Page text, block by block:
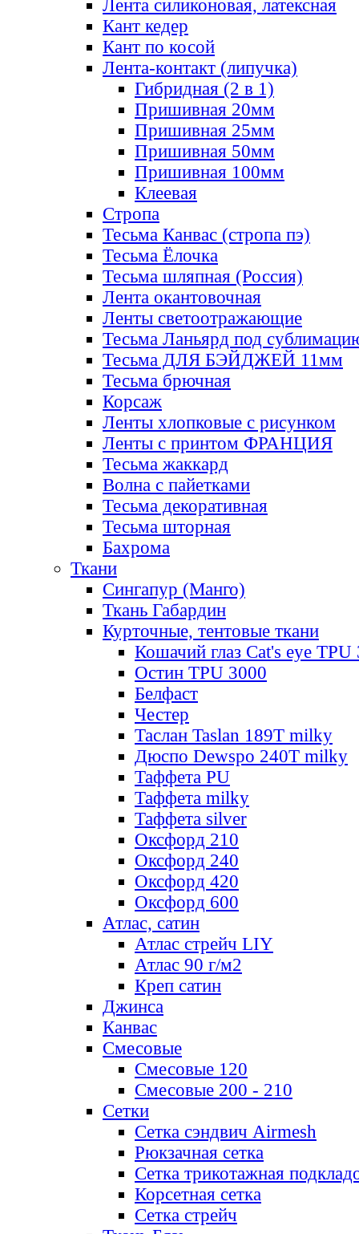
Лента силиконовая, латексная
Кант кедер
Кант по косой
Лента-контакт (липучка)
Гибридная (2 в 1)
Пришивная 20мм
Пришивная 25мм
Пришивная 50мм
Пришивная 100мм
Клеевая
Стропа
Тесьма Канвас (стропа пэ)
Тесьма Ёлочка
Тесьма шляпная (Россия)
Лента окантовочная
Ленты светоотражающие
Тесьма Ланьярд под
Тесьма ДЛЯ БЭЙДЖЕЙ 11мм
Тесьма брючная
Корсаж
Ленты хлопковые с рисунком
Ленты с принтом ФРАНЦИЯ
Тесьма жаккард
Волна с пайетками
Тесьма декоративная
Тесьма шторная
Бахрома
Ткани
Сингапур (Манго)
Ткань Габардин
Курточные, тентовые ткани
Кошачий глаз Cat's eye TPU
Остин TPU 3000
Белфаст
Честер
Таслан Taslan 189T milky
Дюспо Dewspo 240T milky
Таффета PU
Таффета milky
Таффета silver
Оксфорд 210
Оксфорд 240
Оксфорд 420
Оксфорд 600
Атлас, сатин
Атлас стрейч LIY
Атлас 90 г/м2
Креп сатин
Джинса
Канвас
Смесовые
Смесовые 120
Смесовые 200 - 210
Сетки
Сетка сэндвич Airmesh
Рюкзачная сетка
Сетка трикотажная
Корсетная сетка
Сетка стрейч